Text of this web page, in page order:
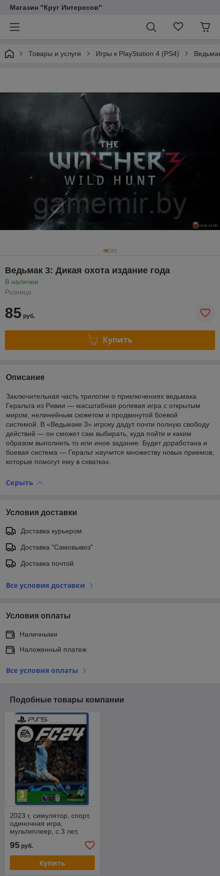
Магазин "Круг Интересов"
Товары и услуги Игры к PlayStation 4 (PS4)
Ведьмак 3: Дикая охота издание года
В наличии
Розница
85 руб.
Купить
Описание
Заключительная часть трилогии о приключениях ведьмака
Геральта из Ривии — масштабная ролевая игра с открытым
миром, нелинейным сюжетом и продвинутой боевой
системой. В «Ведьмаке 3» игроку дадут почти полную свободу
действий — он сможет сам выбирать, куда пойти и каким
образом выполнить то или иное задание. Будет доработана и
боевая система — Геральт научится множеству новых приемов,
которые помогут ему в схватках.
Скрыть
Условия доставки
Доставка курьером
Доставка "Самовывоз"
Доставка почтой
Все условия доставки
Условия оплаты
Наличными
Наложенный платеж
Все условия оплаты
Подобные товары компании
2023 г, симулятор, спорт,
одиночная игра,
мультиплеер, с 3 лет,
95 руб.
Купить